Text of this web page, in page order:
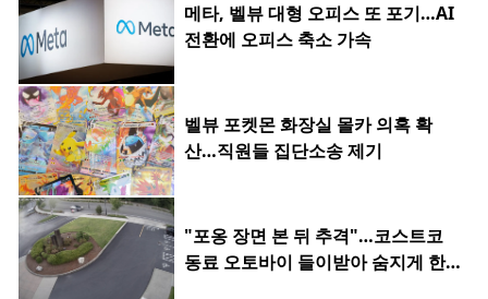
메타, 벨뷰 대형 오피스 또 포기…AI
전환에 오피스 축소 가속
벨뷰 포켓몬 화장실 몰카 의혹 확
산…직원들 집단소송 제기
"포옹 장면 본 뒤 추격"…코스트코
동료 오토바이 들이받아 숨지게 한 2